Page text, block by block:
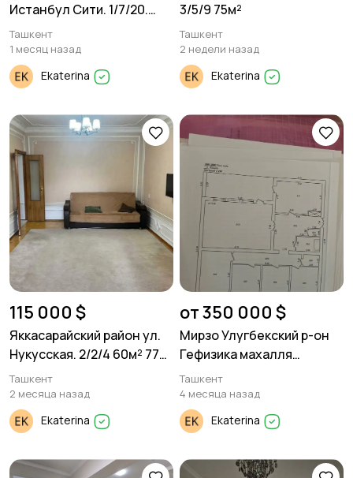
Истанбул Сити. 1/7/20.
36м²
Ташкент
1 месяц назад
Ekaterina
3/5/9 75м²
Ташкент
2 недели назад
Ekaterina
115 000 $
Яккасарайский район ул.
Нукусская. 2/2/4 60м² 77
серия
Ташкент
2 месяца назад
Ekaterina
от 350 000 $
Мирзо Улугбекский р-он
Гефизика махалля
Заковат. участок под
строительство
Ташкент
4 месяца назад
Ekaterina